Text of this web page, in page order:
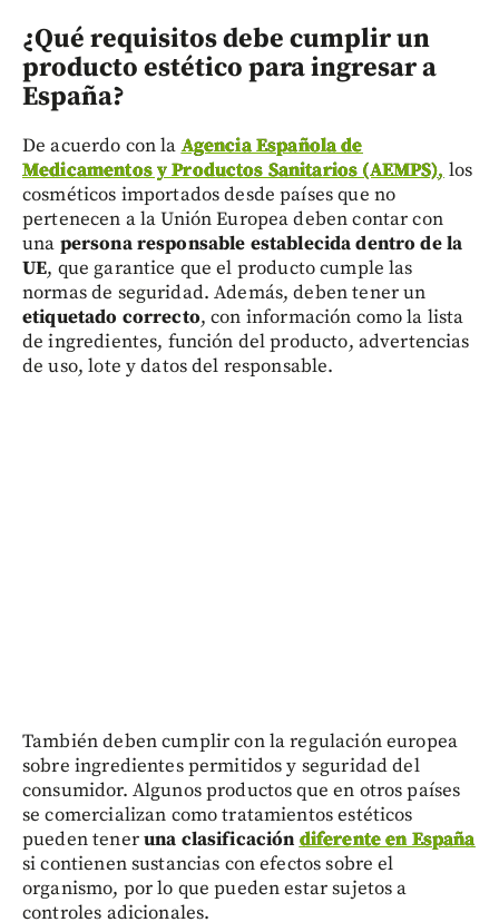
¿Qué requisitos debe cumplir un
producto estético para ingresar a
España?
De acuerdo con la Agencia Española de
Medicamentos y Productos Sanitarios (AEMPS), los
cosméticos importados desde países que no
pertenecen a la Unión Europea deben contar con
una persona responsable establecida dentro de la
UE, que garantice que el producto cumple las
normas de seguridad. Además, deben tener un
etiquetado correcto, con información como la lista
de ingredientes, función del producto, advertencias
de uso, lote y datos del responsable.
También deben cumplir con la regulación europea
sobre ingredientes permitidos y seguridad del
consumidor. Algunos productos que en otros países
se comercializan como tratamientos estéticos
pueden teneruna clasificación diferente en España
si contienen sustancias con efectos sobre el
organismo, por lo que pueden estar sujetos a
controles adicionales.